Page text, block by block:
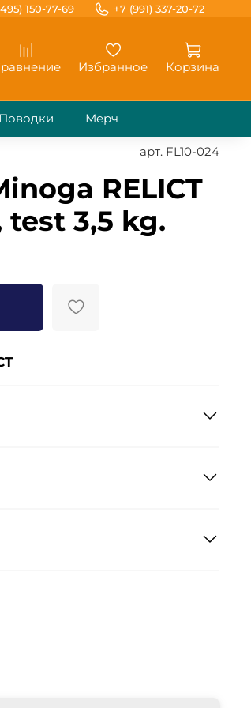
150-77-69 +7 (991) 337-20-72
Избранное Корзина
Поводки Мерч
арт. FL10-024
RELICT
test 3,5 kg.